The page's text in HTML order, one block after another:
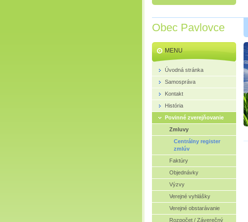
Obec Pavlovce
MENU
Úvodná stránka
Samospráva
Kontakt
História
Povinné zverejňovanie
Zmluvy
Centrálny register
zmlúv
Faktúry
Objednávky
Výzvy
Verejné vyhlášky
Verejné obstarávanie
Rozpočet / Záverečný